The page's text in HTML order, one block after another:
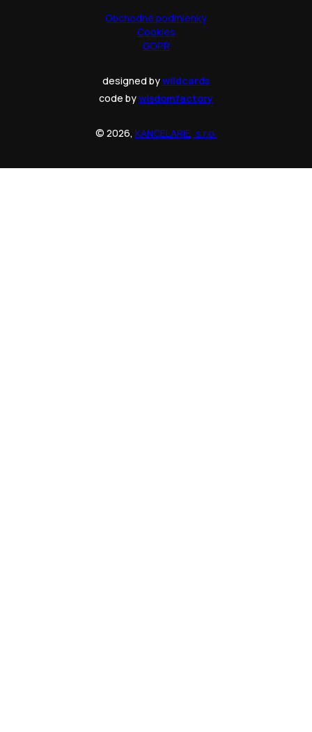
Obchodné podmienky
Cookies
GDPR
designed bywildcards
code bywisdomfactory
© 2026, KANCELARIE, s.r.o.